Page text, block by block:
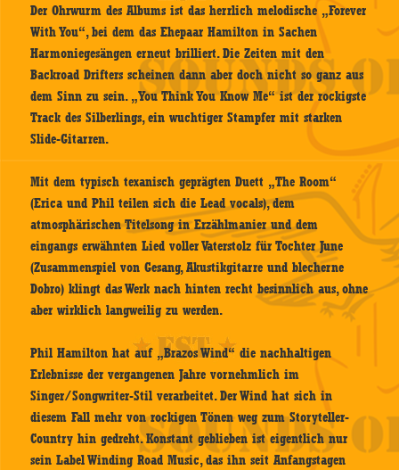
Der Ohrwurm des Albums ist das herrlich melodische „Forever
With You“, bei dem das Ehepaar Hamilton in Sachen
Harmoniegesängen erneut brilliert. Die Zeiten mit den
Backroad Drifters scheinen dann aber doch nicht so ganz aus
dem Sinn zu sein. „You Think You Know Me“ ist der rockigste
Track des Silberlings, ein wuchtiger Stampfer mit starken
Slide-Gitarren.
Mit dem typisch texanisch geprägten Duett „The Room“
(Erica und Phil teilen sich die Lead vocals), dem
atmosphärischen Titelsong in Erzählmanier und dem
eingangs erwähnten Lied voller Vaterstolz für Tochter June
(Zusammenspiel von Gesang, Akustikgitarre und blecherne
Dobro) klingt das Werk nach hinten recht besinnlich aus, ohne
aber wirklich langweilig zu werden.
Phil Hamilton hat auf „Brazos Wind“ die nachhaltigen
Erlebnisse der vergangenen Jahre vornehmlich im
Singer/Songwriter-Stil verarbeitet. Der Wind hat sich in
diesem Fall mehr von rockigen Tönen weg zum Storyteller-
Country hin gedreht. Konstant geblieben ist eigentlich nur
sein Label Winding Road Music, das ihn seit Anfangstagen